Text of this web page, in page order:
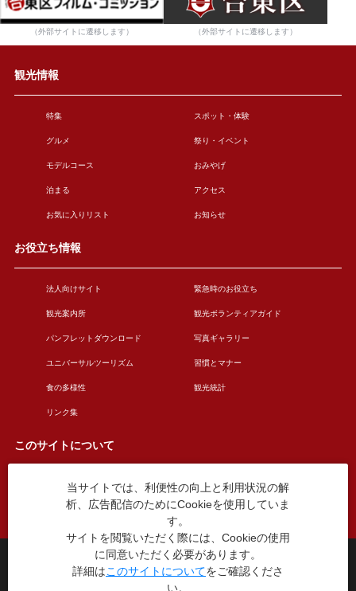
（外部サイトに遷移します） （外部サイトに遷移します）
観光情報
特集 スポット・体験
グルメ 祭り・イベント
モデルコース おみやげ
泊まる アクセス
お気に入りリスト お知らせ
お役立ち情報
法人向けサイト 緊急時のお役立ち
観光案内所 観光ボランティアガイド
パンフレットダウンロード 写真ギャラリー
ユニバーサルツーリズム 習慣とマナー
食の多様性 観光統計
リンク集
このサイトについて
このサイトについて 広告掲載について
お問い合わせ
台東区役所観光課
〒110-8615 東京都台東区東上野4丁目5番6号
TEL：03-5246-1151
当サイトでは、利便性の向上と利用状況の解
析、広告配信のためにCookieを使用していま
す。
サイトを閲覧いただく際には、Cookieの使用
に同意いただく必要があります。
詳細はこのサイトについてをご確認くださ
い。